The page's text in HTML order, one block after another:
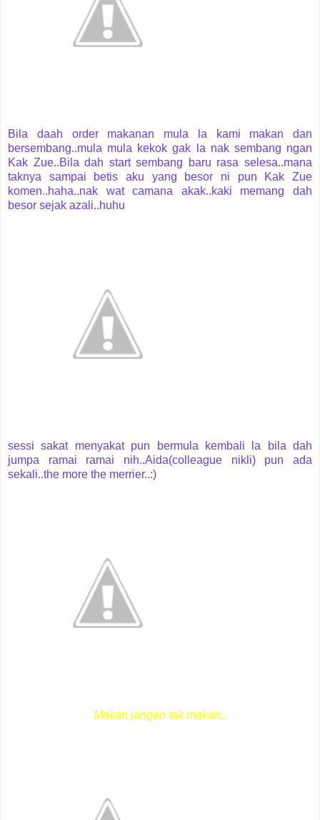
Bila daah order makanan mula la kami makan dan
bersembang..mula mula kekok gak la nak sembang ngan
Kak Zue..Bila dah start sembang baru rasa selesa..mana
taknya sampai betis aku yang besor ni pun Kak Zue
komen..haha..nak wat camana akak..kaki memang dah
besor sejak azali..huhu
sessi sakat menyakat pun bermula kembali la bila dah
jumpa ramai ramai nih..Aida(colleague nikli) pun ada
sekali..the more the merrier..:)
Makan jangan tak makan..